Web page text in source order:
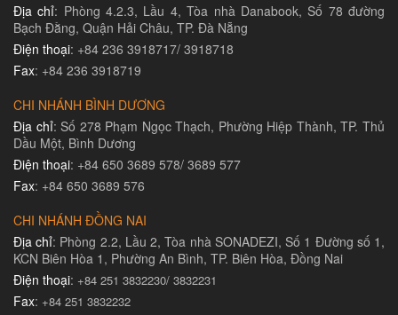
Địa chỉ: Phòng 4.2.3, Lầu 4, Tòa nhà Danabook, Số 78 đường
Bạch Đằng, Quận Hải Châu, TP. Đà Nẵng
Điện thoại: +84 236 3918717/ 3918718
Fax: +84 236 3918719
CHI NHÁNH BÌNH DƯƠNG
Địa chỉ: Số 278 Phạm Ngọc Thạch, Phường Hiệp Thành, TP. Thủ
Dầu Một, Bình Dương
Điện thoại: +84 650 3689 578/ 3689 577
Fax: +84 650 3689 576
CHI NHÁNH ĐỒNG NAI
Địa chỉ: Phòng 2.2, Lầu 2, Tòa nhà SONADEZI, Số 1 Đường số 1,
KCN Biên Hòa 1, Phường An Bình, TP. Biên Hòa, Đồng Nai
Điện thoại: +84 251 3832230/ 3832231​
Fax: +84 251 3832232